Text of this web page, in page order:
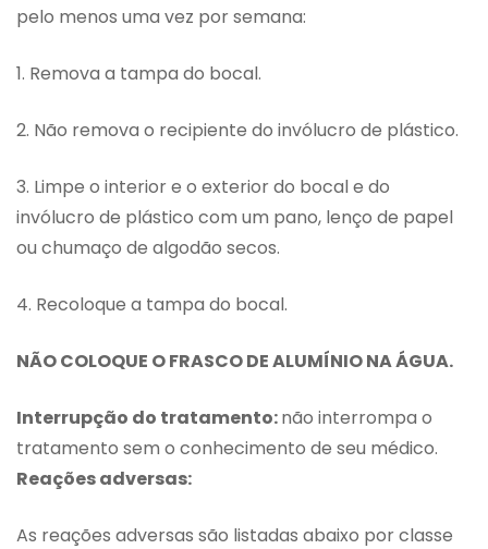
pelo menos uma vez por semana:
1. Remova a tampa do bocal.
2. Não remova o recipiente do invólucro de plástico.
3. Limpe o interior e o exterior do bocal e do
invólucro de plástico com um pano, lenço de papel
ou chumaço de algodão secos.
4. Recoloque a tampa do bocal.
NÃO COLOQUE O FRASCO DE ALUMÍNIO NA ÁGUA.
Interrupção do tratamento:não interrompa o
tratamento sem o conhecimento de seu médico.
Reações adversas:
As reações adversas são listadas abaixo por classe